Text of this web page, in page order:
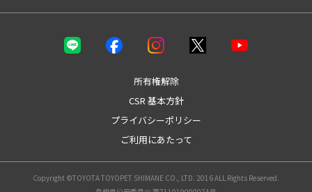
雲南店（店舗紹介・スタッフ紹介）
出雲店（店舗紹介・スタッフ紹介）
大田店（店舗紹介・スタッフ紹介）
松江店スタッフブログ
所有権解除
CSR 基本方針
プライバシーポリシー
ご利用にあたって
Copyright ©TOYOTA TOYOPET SHIMANE CO., LTD. 2016 ALL Rights Reserved.